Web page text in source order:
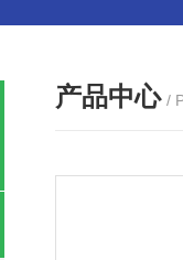
产品中心 /